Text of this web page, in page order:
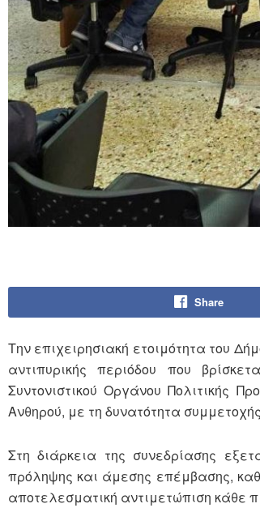
Share
Την επιχειρησιακή ετοιμότητα του
αντιπυρικής περιόδου που
Συντονιστικού Οργάνου Πολιτικής
Ανθηρού, με τη δυνατότητα
Στη διάρκεια της συνεδρίασης
πρόληψης και άμεσης επέμβασης,
αποτελεσματική αντιμετώπιση κάθε